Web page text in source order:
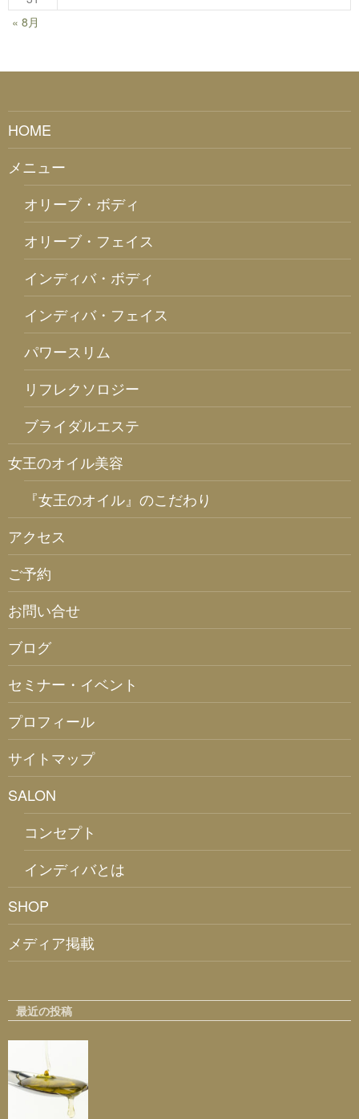
« 8月
HOME
メニュー
オリーブ・ボディ
オリーブ・フェイス
インディバ・ボディ
インディバ・フェイス
パワースリム
リフレクソロジー
ブライダルエステ
女王のオイル美容
『女王のオイル』のこだわり
アクセス
ご予約
お問い合せ
ブログ
セミナー・イベント
プロフィール
サイトマップ
SALON
コンセプト
インディバとは
SHOP
メディア掲載
最近の投稿